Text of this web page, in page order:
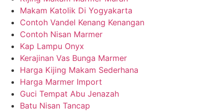
Makam Katolik Di Yogyakarta
Contoh Vandel Kenang Kenangan
Contoh Nisan Marmer
Kap Lampu Onyx
Kerajinan Vas Bunga Marmer
Harga Kijing Makam Sederhana
Harga Marmer Import
Guci Tempat Abu Jenazah
Batu Nisan Tancap